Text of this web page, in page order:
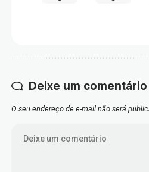
Deixe um comentário
O seu endereço de e-mail não será